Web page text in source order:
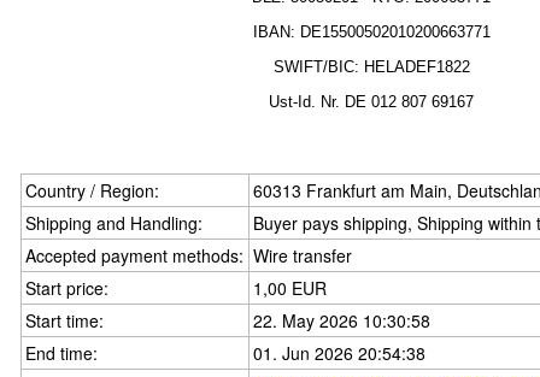
IBAN: DE15500502010200663771
SWIFT/BIC: HELADEF1822
Ust-Id. Nr. DE 012 807 69167
Country / Region:
60313 Frankfurt am Main,
Shipping and Handling:
Buyer pays shipping, Shipping
Accepted payment methods: Wire transfer
Start price:
1,00 EUR
Start time:
22. May 2026 10:30:58
End time:
01. Jun 2026 20:54:38